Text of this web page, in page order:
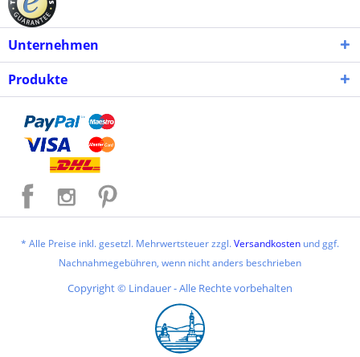
Unternehmen
Produkte
* Alle Preise inkl. gesetzl. Mehrwertsteuer zzgl.Versandkosten und ggf.
Nachnahmegebühren, wenn nicht anders beschrieben
Copyright © Lindauer - Alle Rechte vorbehalten